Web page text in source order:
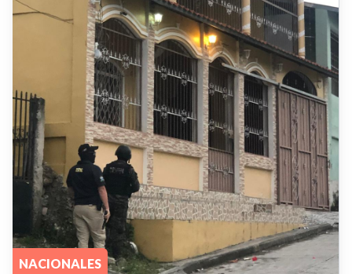
NACIONALES